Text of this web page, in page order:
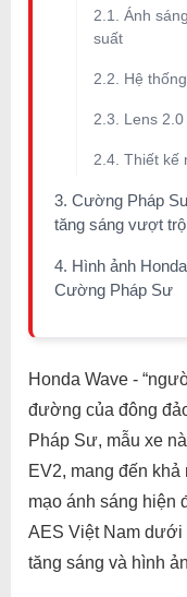
2.1. Ánh
suất
2.2. Hệ
2.3. Lens
2.4. Thiết kế
3. Cường Pháp
tăng sáng vượt
4. Hình ảnh
Cường Pháp Sư
Honda Wave -
đường của đông
Pháp Sư, mẫu xe
EV2, mang đến
mạo ánh sáng hiện
AES Việt Nam dưới
tăng sáng và hình